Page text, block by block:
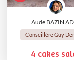
Aude BAZIN
Conseillère Guy
4 cakes